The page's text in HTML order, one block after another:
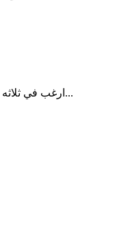
ارغب في ثلاثه جميع الالوان سامسونج نوت 5 دوس...